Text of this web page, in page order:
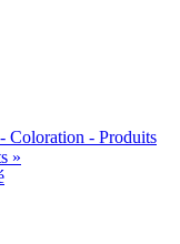
Coloration - Produits
»